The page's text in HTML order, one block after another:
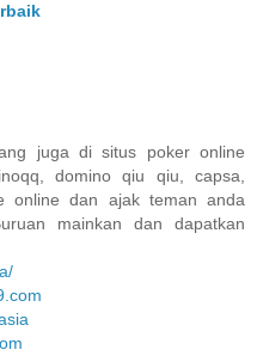
juga di situs poker online
domino qiu qiu, capsa,
online dan ajak teman anda
mainkan dan dapatkan